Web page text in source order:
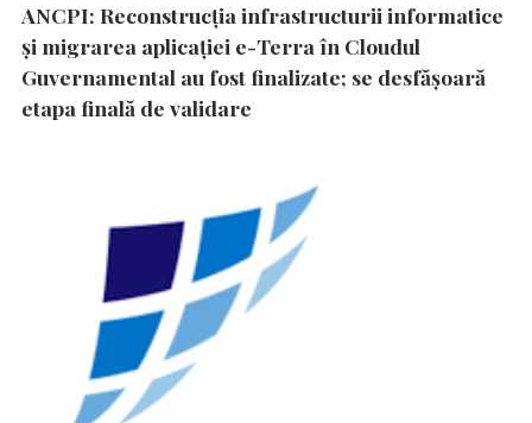
ANCPI: Reconstrucția infrastructurii informatice
și migrarea aplicației e-Terra în Cloudul
Guvernamental au fost finalizate; se desfășoară
etapa finală de validare